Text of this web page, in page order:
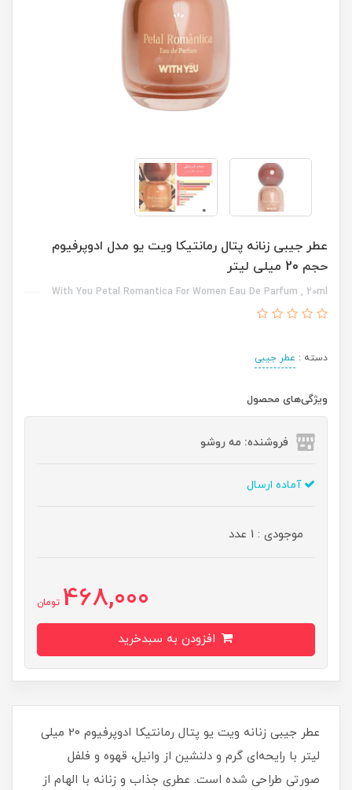
عطر جیبی زنانه پتال رمانتیکا ویت یو مدل ادوپرفیوم
حجم 20 میلی لیتر
With You Petal Romantica For Women Eau De Parfum , 20ml
دسته : عطر جیبی
ویژگی‌های محصول
فروشنده: مه رو‌شو
آماده ارسال
موجودی : 1 عدد
468,000 تومان
عطر جیبی زنانه ویت یو پتال رمانتیکا ادوپرفیوم 20 میلی‌
لیتر با رایحه‌ای گرم و دلنشین از وانیل، قهوه و فلفل
صورتی طراحی شده است. عطری جذاب و زنانه با الهام از